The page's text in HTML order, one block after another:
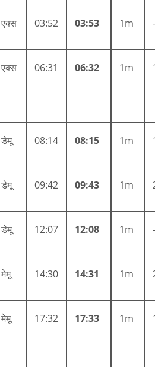
एक्स 03:52 03:53 1m
एक्स 06:31 06:32 1m
डेमू 08:14 08:15 1m
डेमू 09:42 09:43 1m
डेमू 12:07 12:08 1m
मेमू 14:30 14:31 1m
मेमू 17:32 17:33 1m